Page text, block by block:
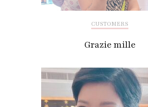
CUSTOMERS
Grazie mille